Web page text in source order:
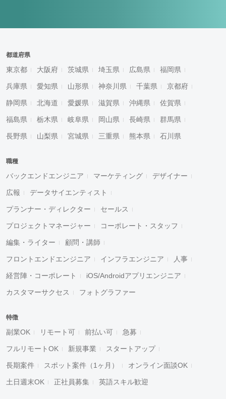
都道府県
東京都 大阪府 茨城県 埼玉県 広島県 福岡県
兵庫県 愛知県 山形県 神奈川県 千葉県 京都府
静岡県 北海道 愛媛県 滋賀県 沖縄県 佐賀県
福島県 栃木県 岐阜県 岡山県 長崎県 群馬県
長野県 山梨県 宮城県 三重県 熊本県 石川県
職種
バックエンドエンジニア マーケティング デザイナー
広報 データサイエンティスト
プランナー・ディレクター セールス
プロジェクトマネージャー コーポレート・スタッフ
編集・ライター 顧問・講師
フロントエンドエンジニア インフラエンジニア 人事
経営陣・コーポレート iOS/Androidアプリエンジニア
カスタマーサクセス フォトグラファー
特徴
副業OK リモート可 前払い可 急募
フルリモートOK 新規事業 スタートアップ
長期案件 スポット案件（1ヶ月） オンライン面談OK
土日週末OK 正社員募集 英語スキル歓迎